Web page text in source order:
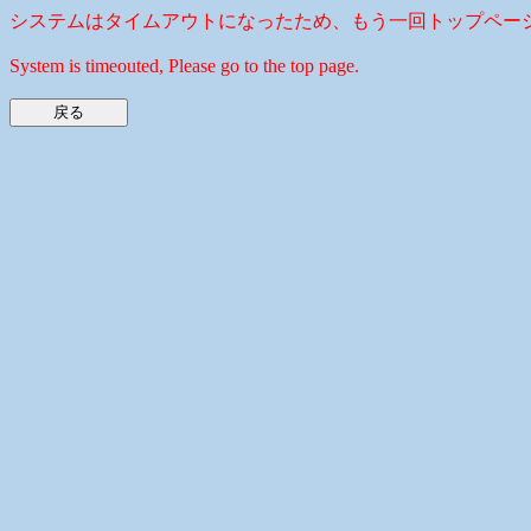
システムはタイムアウトになったため、もう一回トップペー
System is timeouted, Please go to the top page.